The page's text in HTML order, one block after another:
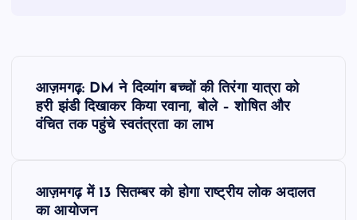
आज़मगढ़: DM ने दिव्यांग बच्चों की तिरंगा यात्रा को
हरी झंडी दिखाकर किया रवाना, बोले – शोषित और
वंचित तक पहुंचे स्वतंत्रता का लाभ
आज़मगढ़ में 13 सितम्बर को होगा राष्ट्रीय लोक अदालत
का आयोजन